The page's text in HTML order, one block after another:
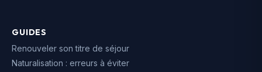
GUIDES
Renouveler son titre de séjour
Naturalisation : erreurs à éviter